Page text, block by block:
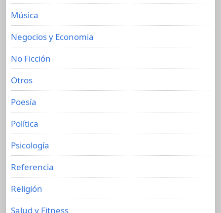
Música
Negocios y Economia
No Ficción
Otros
Poesía
Política
Psicología
Referencia
Religión
Salud y Fitness